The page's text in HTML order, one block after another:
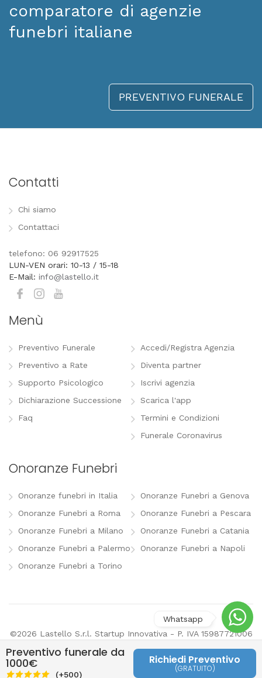
comparatore di agenzie
funebri italiane
PREVENTIVO FUNERALE
Contatti
Chi siamo
Contattaci
telefono: 06 92917525
LUN-VEN orari: 10-13 / 15-18
E-Mail: info@lastello.it
Menù
Preventivo Funerale
Preventivo a Rate
Supporto Psicologico
Dichiarazione Successione
Faq
Accedi/Registra Agenzia
Diventa partner
Iscrivi agenzia
Scarica l'app
Termini e Condizioni
Funerale Coronavirus
Onoranze Funebri
Onoranze funebri in Italia
Onoranze Funebri a Roma
Onoranze Funebri a Milano
Onoranze Funebri a Palermo
Onoranze Funebri a Torino
Onoranze Funebri a Genova
Onoranze Funebri a Pescara
Onoranze Funebri a Catania
Onoranze Funebri a Napoli
©2026 Lastello S.r.l. Startup Innovativa - P. IVA 15987721006
preferenze pubblicitarie
Preventivo funerale da
1000€
(+500)
Richiedi Preventivo
(GRATUITO)